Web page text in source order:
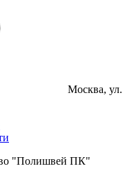
Москва, ул.
"Полишвей ПК"